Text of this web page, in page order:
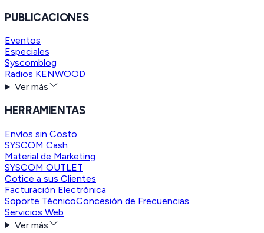
PUBLICACIONES
Eventos
Especiales
Syscomblog
Radios KENWOOD
Ver más
HERRAMIENTAS
Envíos sin Costo
SYSCOM Cash
Material de Marketing
SYSCOM OUTLET
Cotice a sus Clientes
Facturación Electrónica
Soporte TécnicoConcesión de Frecuencias
Servicios Web
Ver más